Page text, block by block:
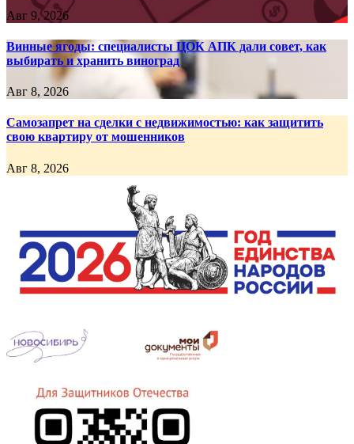
Авг 9, 2026
Винные ягоды: специалисты ЦОК АПК дали совет, как
выбирать и хранить виноград
Авг 8, 2026
Самозапрет на сделки с недвижимостью: как защитить
свою квартиру от мошенников
Авг 8, 2026